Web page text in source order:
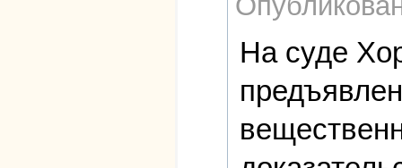
На суде